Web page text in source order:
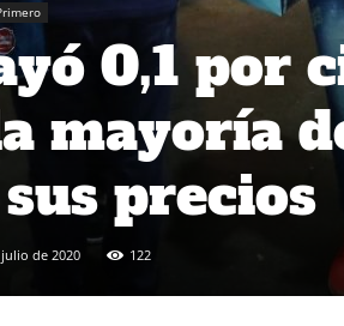
0,1 por
mayoría
precios
de 2020 122